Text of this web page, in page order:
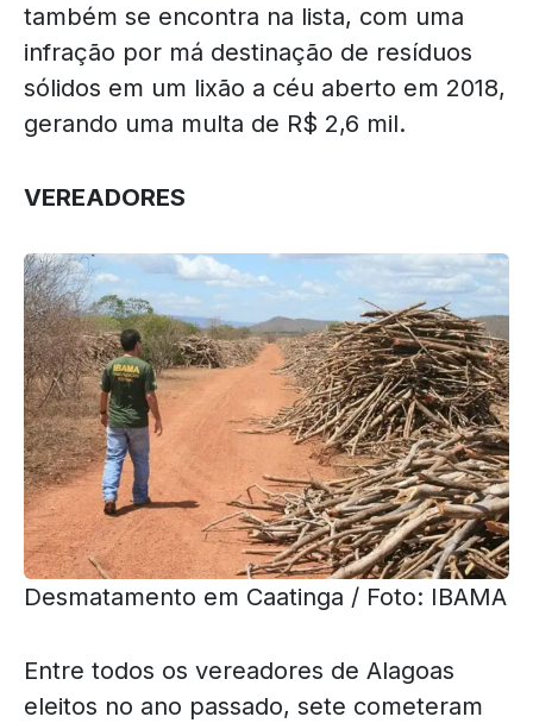
também se encontra na lista, com uma
infração por má destinação de resíduos
sólidos em um lixão a céu aberto em 2018,
gerando uma multa de R$ 2,6 mil.
VEREADORES
Desmatamento em Caatinga / Foto: IBAMA
Entre todos os vereadores de Alagoas
eleitos no ano passado, sete cometeram